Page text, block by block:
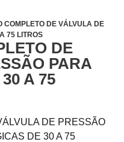
COMPLETO DE VÁLVULA DE
75 LITROS
DE
PARA
A 75
DE PRESSÃO
DE 30 A 75